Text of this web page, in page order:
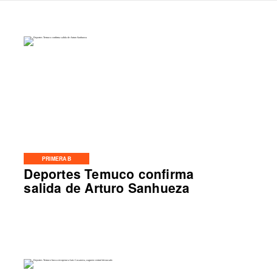
PRIMERA B
Deportes Temuco confirma
salida de Arturo Sanhueza